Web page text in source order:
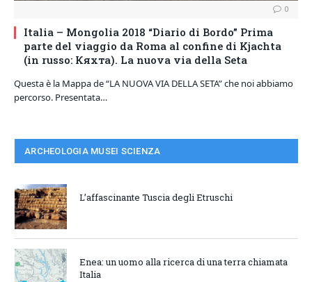
0
Italia – Mongolia 2018 “Diario di Bordo” Prima
parte del viaggio da Roma al confine di Kjachta
(in russo: Кяхта). La nuova via della Seta
Questa è la Mappa de “LA NUOVA VIA DELLA SETA” che noi abbiamo
percorso. Presentata…
ARCHEOLOGIA MUSEI SCIENZA
L’affascinante Tuscia degli Etruschi
Enea: un uomo alla ricerca di una terra chiamata
Italia